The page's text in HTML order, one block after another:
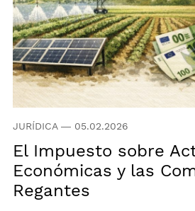
JURÍDICA — 05.02.2026
El Impuesto sobre
Económicas y las
Regantes